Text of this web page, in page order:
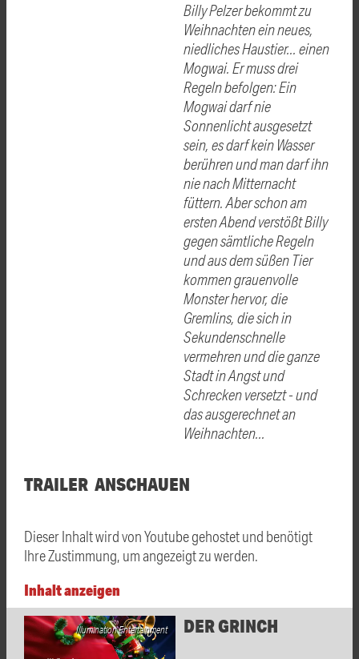
Billy Pelzer bekommt zu
Weihnachten ein neues,
niedliches Haustier... einen
Mogwai. Er muss drei
Regeln befolgen: Ein
Mogwai darf nie
Sonnenlicht ausgesetzt
sein, es darf kein Wasser
berühren und man darf ihn
nie nach Mitternacht
füttern. Aber schon am
ersten Abend verstößt Billy
gegen sämtliche Regeln
und aus dem süßen Tier
kommen grauenvolle
Monster hervor, die
Gremlins, die sich in
Sekundenschnelle
vermehren und die ganze
Stadt in Angst und
Schrecken versetzt - und
das ausgerechnet an
Weihnachten...
TRAILER ANSCHAUEN
Dieser Inhalt wird von Youtube gehostet und benötigt
Ihre Zustimmung, um angezeigt zu werden.
Inhalt anzeigen
Illumination Entertainment DER GRINCH